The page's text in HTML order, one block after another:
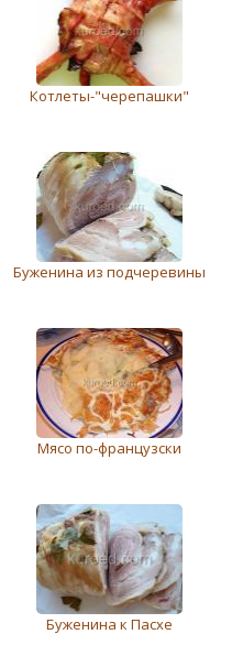
Котлеты-"черепашки"
Буженина из подчеревины
Мясо по-французски
Буженина к Пасхе